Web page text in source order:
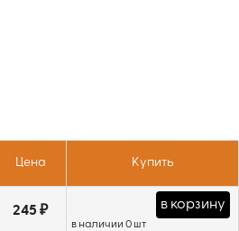
Цена Купить
245 ₽ в корзину
в наличии 0 шт